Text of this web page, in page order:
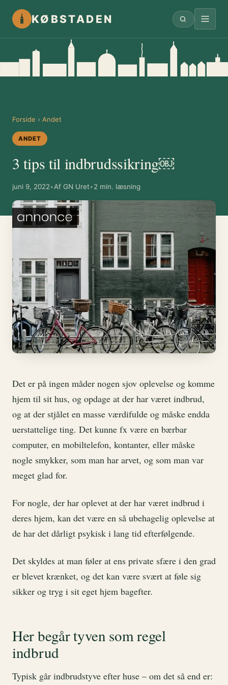
KØBSTADEN
Forside › Andet
ANDET
3 tips til indbrudssikring￼
juni 9, 2022•Af GN Uret•2 min. læsning
Det er på ingen måder nogen sjov oplevelse og komme
hjem til sit hus, og opdage at der har været indbrud,
og at der stjålet en masse værdifulde og måske endda
uerstattelige ting. Det kunne fx være en bærbar
computer, en mobiltelefon, kontanter, eller måske
nogle smykker, som man har arvet, og som man var
meget glad for.
For nogle, der har oplevet at der har været indbrud i
deres hjem, kan det være en så ubehagelig oplevelse at
de har det dårligt psykisk i lang tid efterfølgende.
Det skyldes at man føler at ens private sfære i den grad
er blevet krænket, og det kan være svært at føle sig
sikker og tryg i sit eget hjem bagefter.
Her begår tyven som regel
indbrud
Typisk går indbrudstyve efter huse – om det så end er: